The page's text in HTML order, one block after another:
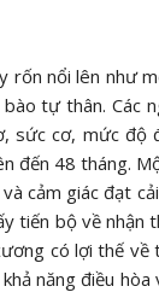
rốn nổi lên như
tự thân. Các
sức cơ, mức độ
đến 48 tháng.
cảm giác đạt
tiến bộ về nhận
có lợi thế
năng điều